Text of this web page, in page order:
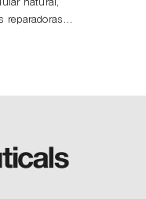
reparadoras